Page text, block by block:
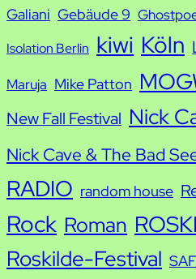
Galiani Gebäude 9
Isolation Berlin kiwi Köln
Maruja Mike Patton
New Fall Festival Nick
Nick Cave & The Bad
RADIO random house
Rock Roman
Roskilde-Festival